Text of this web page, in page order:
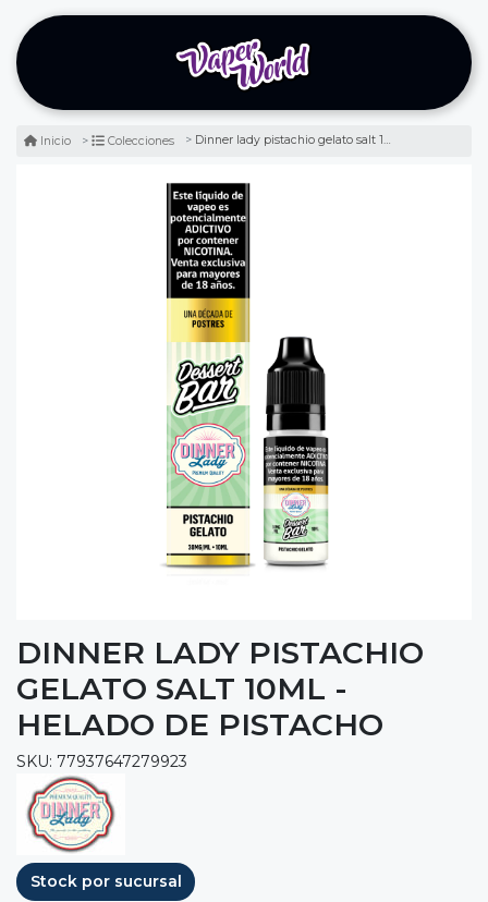
Inicio Colecciones Dinner lady pistachio gelato salt 10ml - helado de pistacho
DINNER LADY PISTACHIO
GELATO SALT 10ML -
HELADO DE PISTACHO
SKU: 77937647279923
Stock por sucursal